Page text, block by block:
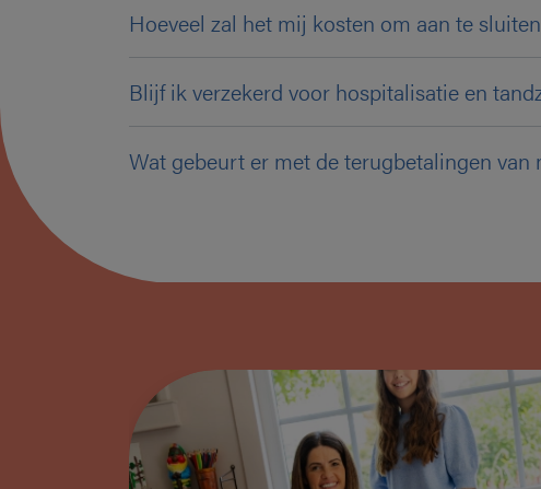
Hoeveel zal het mij kosten om aan te
Blijf ik verzekerd voor hospitalisatie en
Wat gebeurt er met de terugbetalingen